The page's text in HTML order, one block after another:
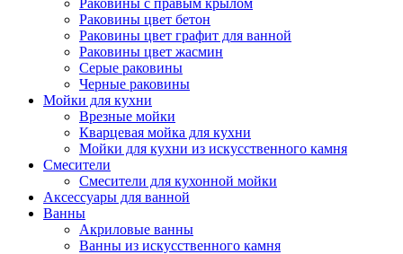
Раковины цвет бетон
Раковины цвет графит для ванной
Раковины цвет жасмин
Серые раковины
Черные раковины
Мойки для кухни
Врезные мойки
Кварцевая мойка для кухни
Мойки для кухни из искусственного камня
Смесители
Смесители для кухонной мойки
Аксессуары для ванной
Ванны
Акриловые ванны
Ванны из искусственного камня